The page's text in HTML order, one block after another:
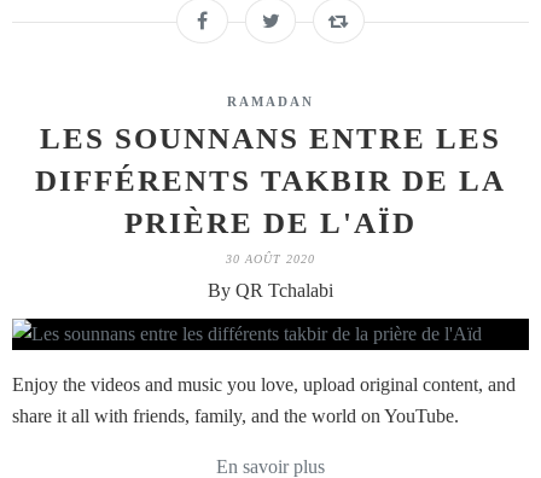
RAMADAN
LES SOUNNANS ENTRE LES
DIFFÉRENTS TAKBIR DE LA
PRIÈRE DE L'AÏD
30 AOÛT 2020
By QR Tchalabi
Enjoy the videos and music you love, upload original content, and
share it all with friends, family, and the world on YouTube.
En savoir plus